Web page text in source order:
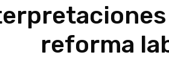
reforma